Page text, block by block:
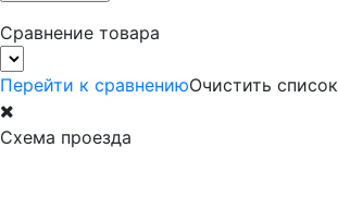
Сравнение товара
Перейти к сравнениюОчистить список
Схема проезда